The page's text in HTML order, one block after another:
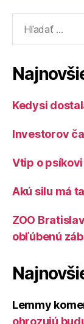
Kedysi
Investorov
Vtip o
Akú silu má
ZOO
obľúbenú
Lemmy
ohrozujú